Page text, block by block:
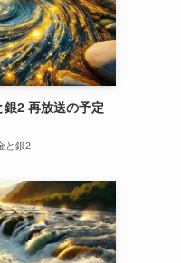
2 再放送の予定
と銀2